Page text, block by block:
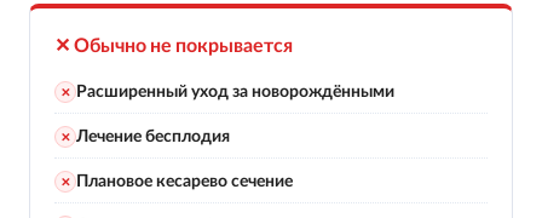
✕ Обычно не покрывается
✕ Расширенный уход за новорождёнными
✕ Лечение бесплодия
✕ Плановое кесарево сечение